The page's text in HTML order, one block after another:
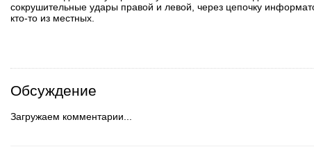
сокрушительные удары правой и левой, через цепочку
кто-то из местных.
Обсуждение
Загружаем комментарии...